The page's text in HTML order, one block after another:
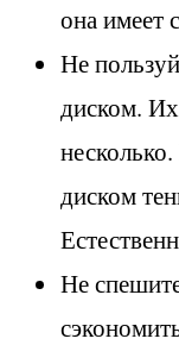
она имеет
Не
диском.
диском
Не